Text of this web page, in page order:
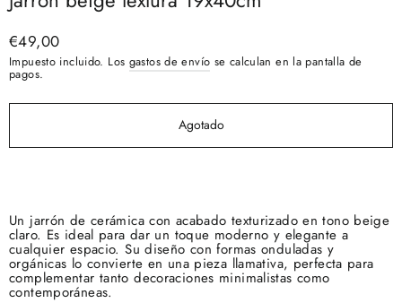
Precio
habitual
€49,00
Impuesto incluido. Los gastos de envío se calculan en la pantalla de
pagos.
Agotado
Un jarrón de cerámica con acabado texturizado en tono beige
claro. Es ideal para dar un toque moderno y elegante a
cualquier espacio. Su diseño con formas onduladas y
orgánicas lo convierte en una pieza llamativa, perfecta para
complementar tanto decoraciones minimalistas como
contemporáneas.